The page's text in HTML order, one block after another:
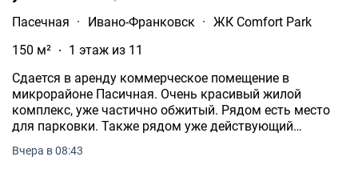
Пасечная · Ивано-Франковск · ЖК Comfort Park
150 м²
1 этаж из 11
Сдается в аренду коммерческое помещение в
микрорайоне Пасичная. Очень красивый жилой
комплекс, уже частично обжитый. Рядом есть место
для парковки. Также рядом уже действующий
людей в этой части комплекса. КВН Помещение имеет
Вчера в 08:43